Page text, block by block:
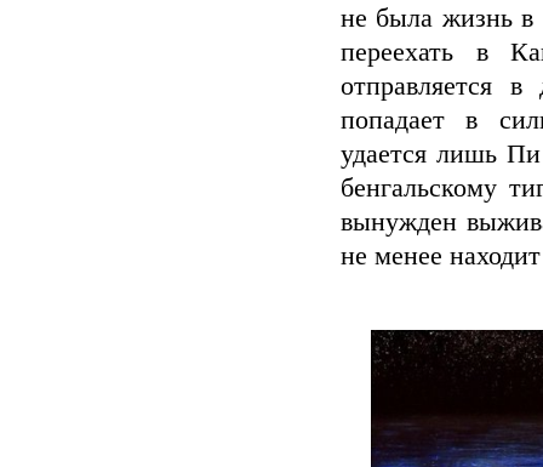
не была жизнь
переехать в
отправляется
попадает в
удается лишь
бенгальскому
вынужден
не менее